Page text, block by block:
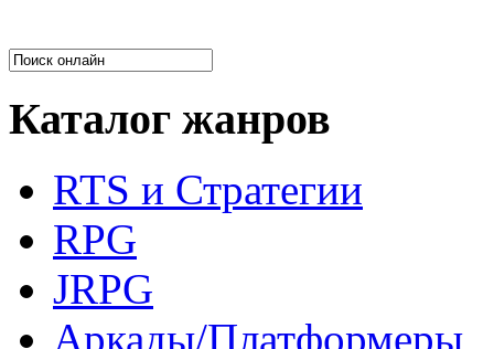
Каталог жанров
RTS и Стратегии
RPG
JRPG
Аркады/Платформеры